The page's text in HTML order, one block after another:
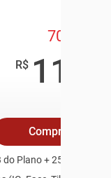
70GB
R$ 119
Compre Online
do Plano + 25GB Redes